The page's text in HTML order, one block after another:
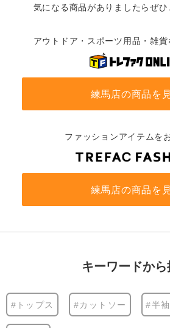
気になる商品がありましたらぜひ
アウトドア・スポーツ用品・雑
練馬店の商品を
ファッションアイテムを
練馬店の商品を
キーワードから
#トップス #カットソー #半